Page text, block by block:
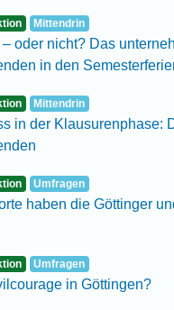
Mittendrin
oder nicht? Das
in den
Mittendrin
in der Klausurenphase:
Umfragen
haben die Göttinger
Umfragen
in Göttingen?